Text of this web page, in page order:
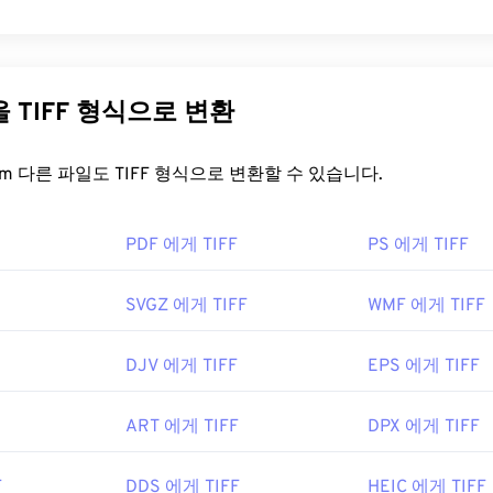
터 구조를 가지고 있어 JPEG, 무손실 압축 이미지 파일, 레이어
지의 컨테이너 로 사용할 수 있는 유연성을 제공합니다.
어떻게 여나요?
입니다. 무료로 사용할 수 있는 독립 프로그램으로는XnView MP
Image Manipulation Program( Photoshop
, 현재는 Adobe Inc.
다른 파일을 TIFF 형식으로 변환
FreeConvert.com 다른 파일도 TIFF 형식으로 변환할 수 있습니다.
PDF 에게 TIFF PS 에게 TIFF
SVGZ 에게 TIFF WMF 에게 TIFF
DJV 에게 TIFF EPS 에게 TIFF
ART 에게 TIFF DPX 에게 TIFF
DDS 에게 TIFF HEIC 에게 TIFF